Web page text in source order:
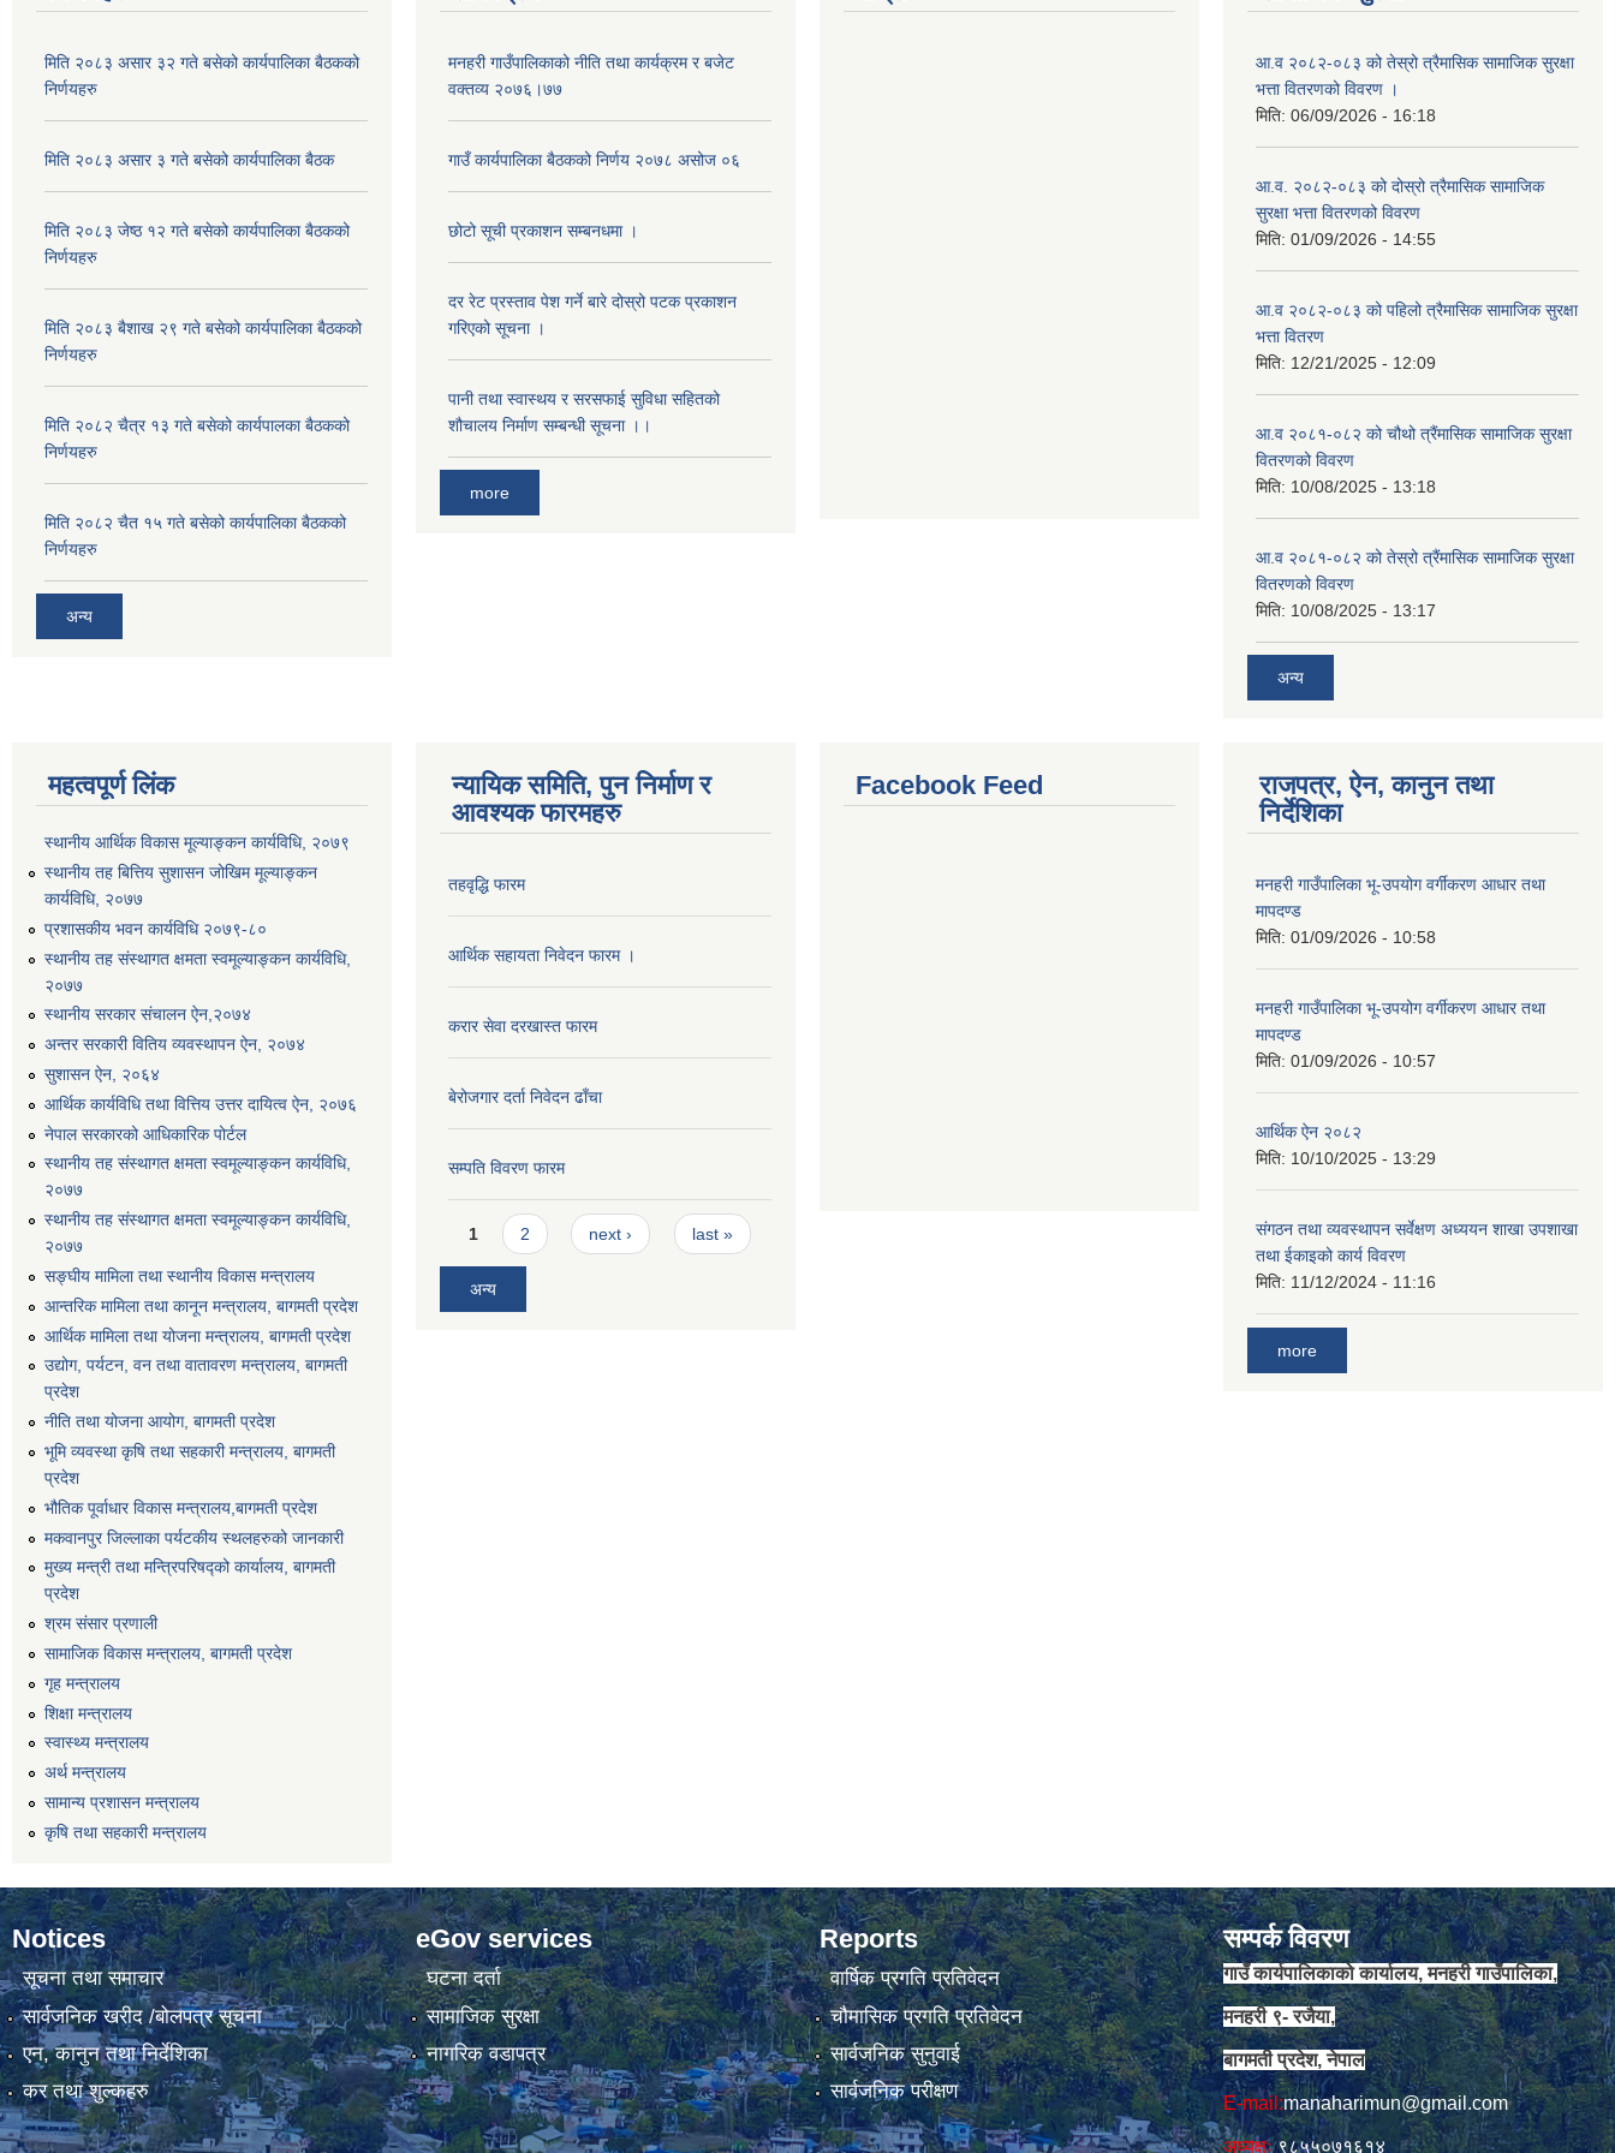
मिति २०८३ असार ३२ गते बसेको कार्यपालिका बैठकको
निर्णयहरु
मिति २०८३ असार ३ गते बसेको कार्यपालिका बैठक
मिति २०८३ जेष्ठ १२ गते बसेको कार्यपालिका बैठकको
निर्णयहरु
मिति २०८३ बैशाख २९ गते बसेको कार्यपालिका बैठकको
निर्णयहरु
मिति २०८२ चैत्र १३ गते बसेको कार्यपालका बैठकको
निर्णयहरु
मिति २०८२ चैत १५ गते बसेको कार्यपालिका बैठकको
निर्णयहरु
अन्य
मनहरी गाउँपालिकाको नीति तथा कार्यक्रम र बजेट
वक्तव्य २०७६।७७
गाउँ कार्यपालिका बैठकको निर्णय २०७८ असोज ०६
छोटो सूची प्रकाशन सम्बनधमा ।
दर रेट प्रस्ताव पेश गर्ने बारे दोस्रो पटक प्रकाशन
गरिएको सूचना ।
पानी तथा स्वास्थय र सरसफाई सुविधा सहितको
शौचालय निर्माण सम्बन्धी सूचना ।।
more
आ.व २०८२-०८३ को तेस्रो त्रैमासिक सामाजिक सुरक्षा
भत्ता वितरणको विवरण ।
मिति: 06/09/2026 - 16:18
आ.व. २०८२-०८३ को दोस्रो त्रैमासिक सामाजिक
सुरक्षा भत्ता वितरणको विवरण
मिति: 01/09/2026 - 14:55
आ.व २०८२-०८३ को पहिलो त्रैमासिक सामाजिक सुरक्षा
भत्ता वितरण
मिति: 12/21/2025 - 12:09
आ.व २०८१-०८२ को चौथो त्रैंमासिक सामाजिक सुरक्षा
वितरणको विवरण
मिति: 10/08/2025 - 13:18
आ.व २०८१-०८२ को तेस्रो त्रैंमासिक सामाजिक सुरक्षा
वितरणको विवरण
मिति: 10/08/2025 - 13:17
अन्य
महत्वपूर्ण लिंक
स्थानीय आर्थिक विकास मूल्याङ्कन कार्यविधि, २०७९
स्थानीय तह बित्तिय सुशासन जोखिम मूल्याङ्कन
कार्यविधि, २०७७
प्रशासकीय भवन कार्यविधि २०७९-८०
स्थानीय तह संस्थागत क्षमता स्वमूल्याङ्कन कार्यविधि,
२०७७
स्थानीय सरकार संचालन ऐन,२०७४
अन्तर सरकारी वितिय व्यवस्थापन ऐन, २०७४
सुशासन ऐन, २०६४
आर्थिक कार्यविधि तथा वित्तिय उत्तर दायित्व ऐन, २०७६
नेपाल सरकारको आधिकारिक पोर्टल
स्थानीय तह संस्थागत क्षमता स्वमूल्याङ्कन कार्यविधि,
२०७७
स्थानीय तह संस्थागत क्षमता स्वमूल्याङ्कन कार्यविधि,
२०७७
सङ्घीय मामिला तथा स्थानीय विकास मन्त्रालय
आन्तरिक मामिला तथा कानून मन्त्रालय, बागमती प्रदेश
आर्थिक मामिला तथा योजना मन्त्रालय, बागमती प्रदेश
उद्योग, पर्यटन, वन तथा वातावरण मन्त्रालय, बागमती
प्रदेश
नीति तथा योजना आयोग, बागमती प्रदेश
भूमि व्यवस्था कृषि तथा सहकारी मन्त्रालय, बागमती
प्रदेश
भौतिक पूर्वाधार विकास मन्त्रालय,बागमती प्रदेश
मकवानपुर जिल्लाका पर्यटकीय स्थलहरुको जानकारी
मुख्य मन्त्री तथा मन्त्रिपरिषद्को कार्यालय, बागमती
प्रदेश
श्रम संसार प्रणाली
सामाजिक विकास मन्त्रालय, बागमती प्रदेश
गृह मन्त्रालय
शिक्षा मन्त्रालय
स्वास्थ्य मन्त्रालय
अर्थ मन्त्रालय
सामान्य प्रशासन मन्त्रालय
कृषि तथा सहकारी मन्त्रालय
न्यायिक समिति, पुन निर्माण र
आवश्यक फारमहरु
तहवृद्धि फारम
आर्थिक सहायता निवेदन फारम ।
करार सेवा दरखास्त फारम
बेरोजगार दर्ता निवेदन ढाँचा
सम्पति विवरण फारम
Pages
1 2 next › last »
अन्य
Facebook Feed
राजपत्र, ऐन, कानुन तथा
निर्देशिका
मनहरी गाउँपालिका भू-उपयोग वर्गीकरण आधार तथा
मापदण्ड
मिति: 01/09/2026 - 10:58
मनहरी गाउँपालिका भू-उपयोग वर्गीकरण आधार तथा
मापदण्ड
मिति: 01/09/2026 - 10:57
आर्थिक ऐन २०८२
मिति: 10/10/2025 - 13:29
संगठन तथा व्यवस्थापन सर्वेक्षण अध्ययन शाखा उपशाखा
तथा ईकाइको कार्य विवरण
मिति: 11/12/2024 - 11:16
more
Notices
सूचना तथा समाचार
सार्वजनिक खरीद /बोलपत्र सूचना
एन, कानुन तथा निर्देशिका
कर तथा शुल्कहरु
eGov services
घटना दर्ता
सामाजिक सुरक्षा
नागरिक वडापत्र
Reports
वार्षिक प्रगति प्रतिवेदन
चौमासिक प्रगति प्रतिवेदन
सार्वजनिक सुनुवाई
सार्वजनिक परीक्षण
सम्पर्क विवरण
गाउँ कार्यपालिकाको कार्यालय, मनहरी गाउँपालिका,
मनहरी ९- रजैया,
बागमती प्रदेश, नेपाल
E-mail:manaharimun@gmail.com
अध्यक्षः९८५५०७१६१४